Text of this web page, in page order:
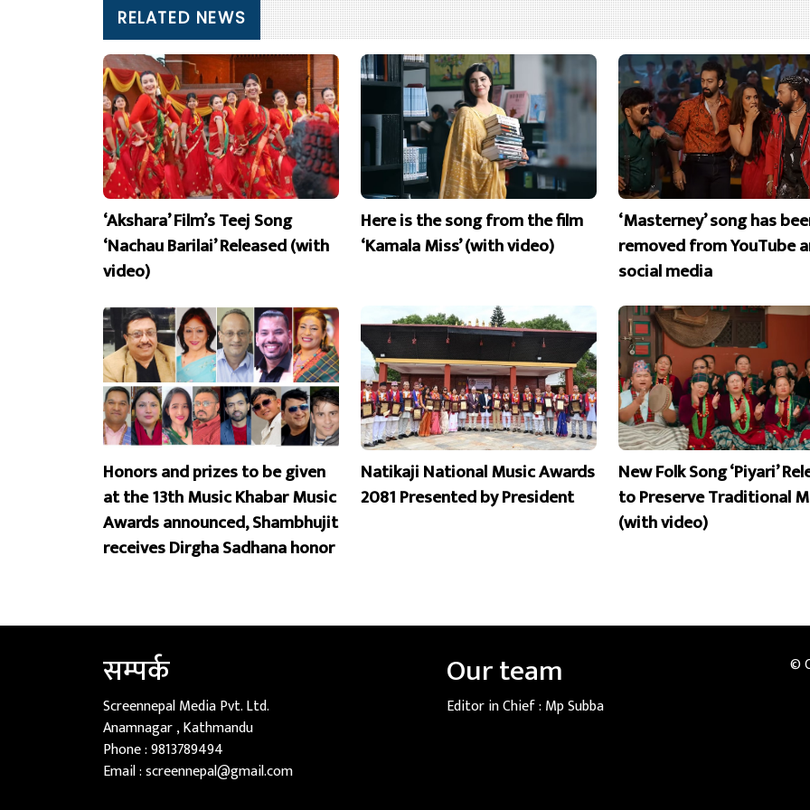
RELATED NEWS
‘Akshara’ Film’s Teej Song
‘Nachau Barilai’ Released (with
video)
Here is the song from the film
‘Kamala Miss’ (with video)
‘Masterney’ song has
removed from YouTube
social media
Honors and prizes to be given
at the 13th Music Khabar Music
Awards announced, Shambhujit
receives Dirgha Sadhana honor
Natikaji National Music Awards
2081 Presented by President
New Folk Song ‘Piyari’
to Preserve Traditional
(with video)
सम्पर्क
Screennepal Media Pvt. Ltd.
Anamnagar , Kathmandu
Phone :9813789494
Email :screennepal@gmail.com
Our team
Editor in Chief : Mp Subba
©